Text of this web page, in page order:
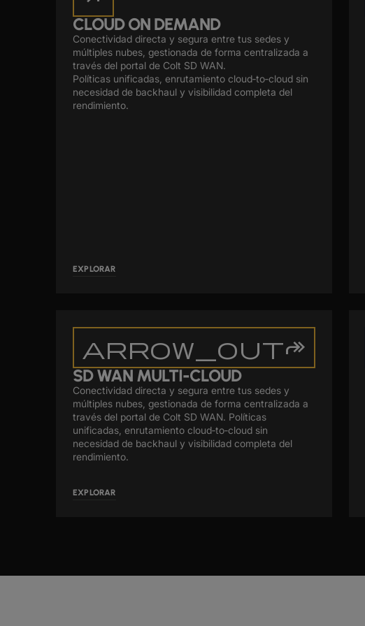
CLOUD ON DEMAND
Conectividad directa y segura entre tus sedes y
múltiples nubes, gestionada de forma centralizada a
través del portal de Colt SD WAN.
Políticas unificadas, enrutamiento cloud‑to‑cloud sin
necesidad de backhaul y visibilidad completa del
rendimiento.
EXPLORAR
arrow_outforward
SD WAN MULTI-CLOUD
Conectividad directa y segura entre tus sedes y
múltiples nubes, gestionada de forma centralizada a
través del portal de Colt SD WAN. Políticas
unificadas, enrutamiento cloud‑to‑cloud sin
necesidad de backhaul y visibilidad completa del
rendimiento.
EXPLORAR